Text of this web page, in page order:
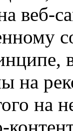
веб-
на
на